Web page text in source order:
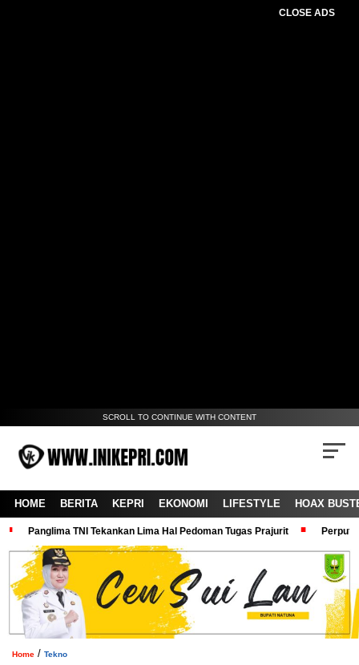
CLOSE ADS
SCROLL TO CONTINUE WITH CONTENT
HOME BERITA KEPRI EKONOMI LIFESTYLE HOAX
Panglima TNI Tekankan Lima Hal Pedoman Tugas Prajurit
Home / Tekno